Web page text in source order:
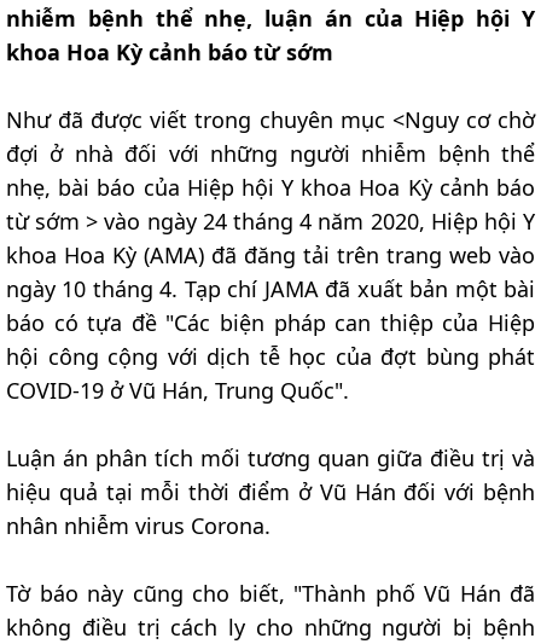
nhiễm bệnh thể nhẹ, luận án của Hiệp hội Y
khoa Hoa Kỳ cảnh báo từ sớm
Như đã được viết trong chuyên mục <Nguy cơ chờ
đợi ở nhà đối với những người nhiễm bệnh thể
nhẹ, bài báo của Hiệp hội Y khoa Hoa Kỳ cảnh báo
từ sớm > vào ngày 24 tháng 4 năm 2020, Hiệp hội Y
khoa Hoa Kỳ (AMA) đã đăng tải trên trang web vào
ngày 10 tháng 4. Tạp chí JAMA đã xuất bản một bài
báo có tựa đề "Các biện pháp can thiệp của Hiệp
hội công cộng với dịch tễ học của đợt bùng phát
COVID-19 ở Vũ Hán, Trung Quốc".
Luận án phân tích mối tương quan giữa điều trị và
hiệu quả tại mỗi thời điểm ở Vũ Hán đối với bệnh
nhân nhiễm virus Corona.
Tờ báo này cũng cho biết, "Thành phố Vũ Hán đã
không điều trị cách ly cho những người bị bệnh